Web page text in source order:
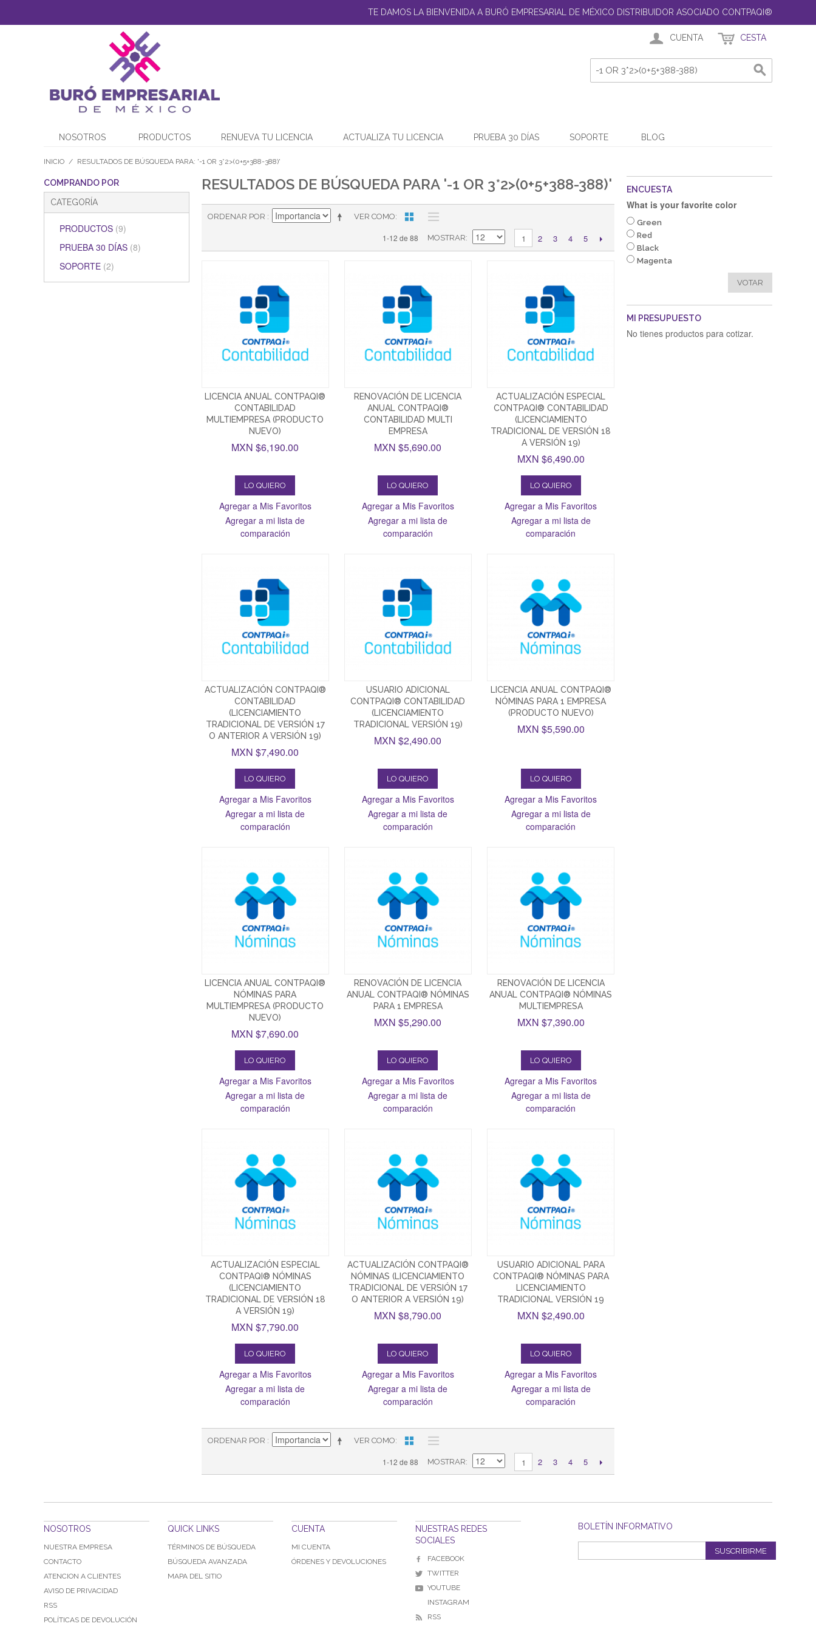
TE DAMOS LA BIENVENIDA A BURÓ EMPRESARIAL DE MÉXICO DISTRIBUIDOR ASOCIADO CONTPAQI®
CUENTA CESTA
NOSOTROS PRODUCTOS RENUEVA TU LICENCIA ACTUALIZA TU LICENCIA PRUEBA 30 DÍAS SOPORTE BLOG
INICIO / RESULTADOS DE BÚSQUEDA PARA: '-1 OR 3*2>(0+5+388-388)'
COMPRANDO POR
CATEGORÍA
PRODUCTOS (9)
PRUEBA 30 DÍAS (8)
SOPORTE (2)
RESULTADOS DE BÚSQUEDA PARA '-1 OR 3*2>(0+5+388-388)'
VER COMO
ORDENAR POR
1-12 de 88 MOSTRAR 1 2 3 4 5
LICENCIA ANUAL CONTPAQI®
CONTABILIDAD
MULTIEMPRESA (PRODUCTO
NUEVO)
MXN $6,190.00
LO QUIERO
Agregar a Mis Favoritos
Agregar a mi lista de
comparación
RENOVACIÓN DE LICENCIA
ANUAL CONTPAQI®
CONTABILIDAD MULTI
EMPRESA
MXN $5,690.00
LO QUIERO
Agregar a Mis Favoritos
Agregar a mi lista de
comparación
ACTUALIZACIÓN ESPECIAL
CONTPAQI® CONTABILIDAD
(LICENCIAMIENTO
TRADICIONAL DE VERSIÓN 18
A VERSIÓN 19)
MXN $6,490.00
LO QUIERO
Agregar a Mis Favoritos
Agregar a mi lista de
comparación
ACTUALIZACIÓN CONTPAQI®
CONTABILIDAD
(LICENCIAMIENTO
TRADICIONAL DE VERSIÓN 17
O ANTERIOR A VERSIÓN 19)
MXN $7,490.00
LO QUIERO
Agregar a Mis Favoritos
Agregar a mi lista de
comparación
USUARIO ADICIONAL
CONTPAQI® CONTABILIDAD
(LICENCIAMIENTO
TRADICIONAL VERSIÓN 19)
MXN $2,490.00
LO QUIERO
Agregar a Mis Favoritos
Agregar a mi lista de
comparación
LICENCIA ANUAL CONTPAQI®
NÓMINAS PARA 1 EMPRESA
(PRODUCTO NUEVO)
MXN $5,590.00
LO QUIERO
Agregar a Mis Favoritos
Agregar a mi lista de
comparación
LICENCIA ANUAL CONTPAQI®
NÓMINAS PARA
MULTIEMPRESA (PRODUCTO
NUEVO)
MXN $7,690.00
LO QUIERO
Agregar a Mis Favoritos
Agregar a mi lista de
comparación
RENOVACIÓN DE LICENCIA
ANUAL CONTPAQI® NÓMINAS
PARA 1 EMPRESA
MXN $5,290.00
LO QUIERO
Agregar a Mis Favoritos
Agregar a mi lista de
comparación
RENOVACIÓN DE LICENCIA
ANUAL CONTPAQI® NÓMINAS
MULTIEMPRESA
MXN $7,390.00
LO QUIERO
Agregar a Mis Favoritos
Agregar a mi lista de
comparación
ACTUALIZACIÓN ESPECIAL
CONTPAQI® NÓMINAS
(LICENCIAMIENTO
TRADICIONAL DE VERSIÓN 18
A VERSIÓN 19)
MXN $7,790.00
LO QUIERO
Agregar a Mis Favoritos
Agregar a mi lista de
comparación
ACTUALIZACIÓN CONTPAQI®
NÓMINAS (LICENCIAMIENTO
TRADICIONAL DE VERSIÓN 17
O ANTERIOR A VERSIÓN 19)
MXN $8,790.00
LO QUIERO
Agregar a Mis Favoritos
Agregar a mi lista de
comparación
USUARIO ADICIONAL PARA
CONTPAQI® NÓMINAS PARA
LICENCIAMIENTO
TRADICIONAL VERSIÓN 19
MXN $2,490.00
LO QUIERO
Agregar a Mis Favoritos
Agregar a mi lista de
comparación
VER COMO
ORDENAR POR
1-12 de 88 MOSTRAR 1 2 3 4 5
ENCUESTA
What is your favorite color
Green
Red
Black
Magenta
VOTAR
MI PRESUPUESTO
No tienes productos para cotizar.
BOLETÍN INFORMATIVO
SUSCRIBIRME
NOSOTROS
NUESTRA EMPRESA
CONTACTO
ATENCION A CLIENTES
AVISO DE PRIVACIDAD
RSS
POLÍTICAS DE DEVOLUCIÓN
QUICK LINKS
TÉRMINOS DE BÚSQUEDA
BÚSQUEDA AVANZADA
MAPA DEL SITIO
CUENTA
MI CUENTA
ÓRDENES Y DEVOLUCIONES
NUESTRAS REDES
SOCIALES
FACEBOOK
TWITTER
YOUTUBE
INSTAGRAM
RSS